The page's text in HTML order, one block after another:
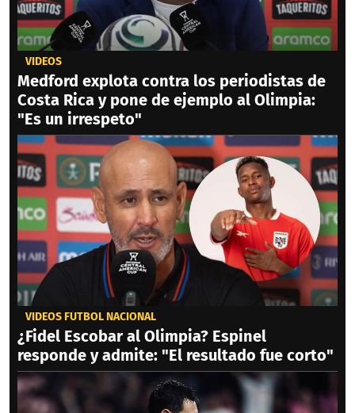
VIDEOS
Medford explota contra los periodistas de
Costa Rica y pone de ejemplo al Olimpia:
"Es un irrespeto"
VIDEOS FÚTBOL NACIONAL
¿Fidel Escobar al Olimpia? Espinel
responde y admite: "El resultado fue corto"